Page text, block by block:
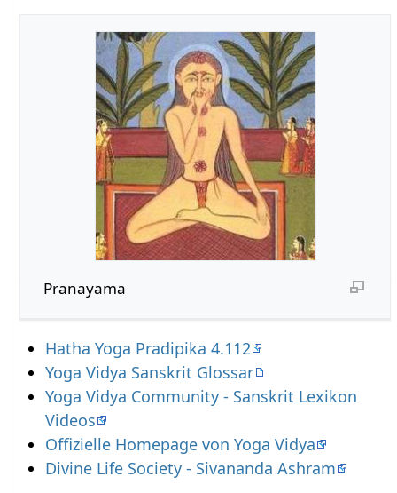
Pranayama
Hatha Yoga Pradipika 4.112
Yoga Vidya Sanskrit Glossar
Yoga Vidya Community - Sanskrit Lexikon
Videos
Offizielle Homepage von Yoga Vidya
Divine Life Society - Sivananda Ashram